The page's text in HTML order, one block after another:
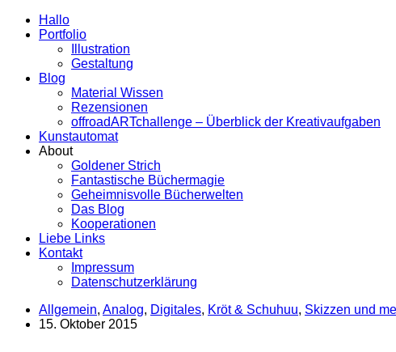
Hallo
Portfolio
Illustration
Gestaltung
Blog
Material Wissen
Rezensionen
offroadARTchallenge – Überblick der Kreativaufgaben
Kunstautomat
About
Goldener Strich
Fantastische Büchermagie
Geheimnisvolle Bücherwelten
Das Blog
Kooperationen
Liebe Links
Kontakt
Impressum
Datenschutzerklärung
Allgemein, Analog, Digitales, Kröt & Schuhuu, Skizzen und
15. Oktober 2015